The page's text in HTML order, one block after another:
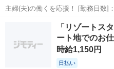
主婦(夫)の働くを応援！ [勤務日数]： 週5日~
09:00~13:00/09:30~13:30/10:00~14:00/
駅]： 新潟県小千谷市坪野 株式会
小千谷市 ホテル
「リゾートス
ート地でのお
時給1,150円
日払い